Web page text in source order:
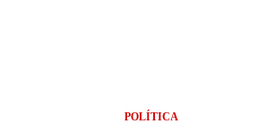
POLÍTICA